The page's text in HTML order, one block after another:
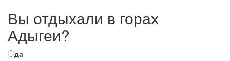
Вы отдыхали в горах
Адыгеи?
да